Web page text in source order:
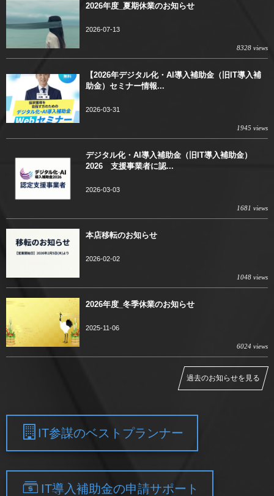
2026年度_夏期休業のお知らせ
2026-07-13
8328 views
【2026年デジタル化・AI導入補助金（旧IT導入補
助金）セミナー情報...
2026-03-31
1945 views
デジタル化・AI導入補助金（旧IT導入補助金）
2026 支援事業者に認...
2026-03-03
1681 views
本店移転のお知らせ
2026-02-02
1048 views
2026年度_冬季休業のお知らせ
2025-11-06
6024 views
過去のお知らせを見る
IT参謀のベストプランナー
IT導入補助金の申請サポート